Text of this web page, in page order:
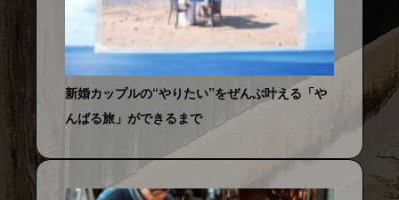
新婚カップルの“やりたい”をぜんぶ叶える「や
んばる旅」ができるまで